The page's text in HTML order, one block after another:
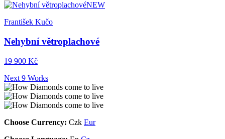
NEW
František Kučo
Nehybní větroplachové
19 900 Kč
Next 9 Works
Choose Currency: Czk Eur